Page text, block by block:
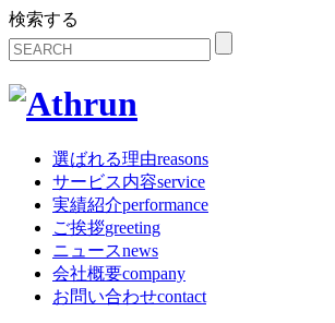
検索する
選ばれる理由reasons
サービス内容service
実績紹介performance
ご挨拶greeting
ニュースnews
会社概要company
お問い合わせcontact